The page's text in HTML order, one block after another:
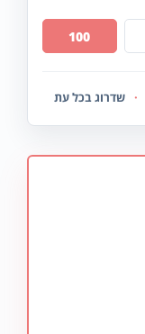
100
שדרוג בכל עת